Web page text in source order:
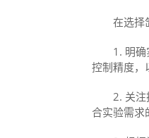
在选择氙
1. 明确实
控制精度，
‌2. 关注技
合实验需求